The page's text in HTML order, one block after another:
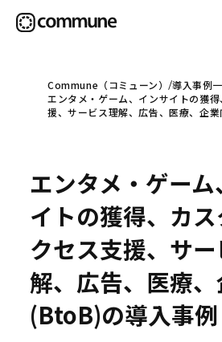
Communeについて
事例
セミナー
Commune（コミューン）
導入事例
エンタメ・ゲーム、インサイトの獲
援、サービス理解、広告、医療、企
エンタメ・ゲー
イトの獲得、カ
クセス支援、サ
解、広告、医療
(BtoB)の導入事例